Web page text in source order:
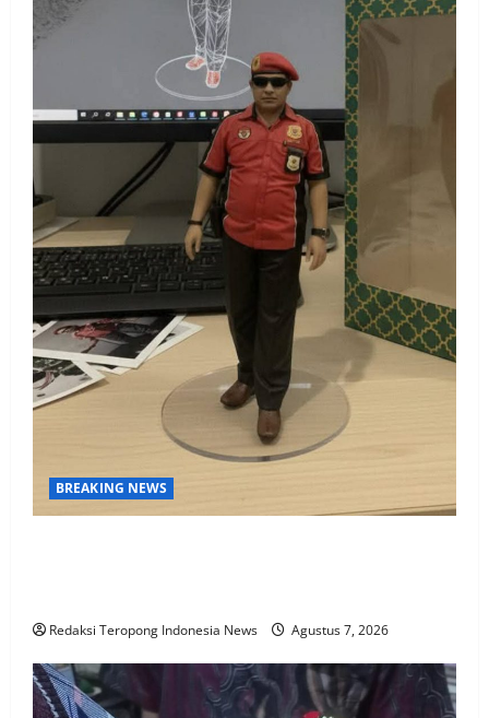
BREAKING NEWS
Redaksi Teropong Indonesia News Agustus 7, 2026